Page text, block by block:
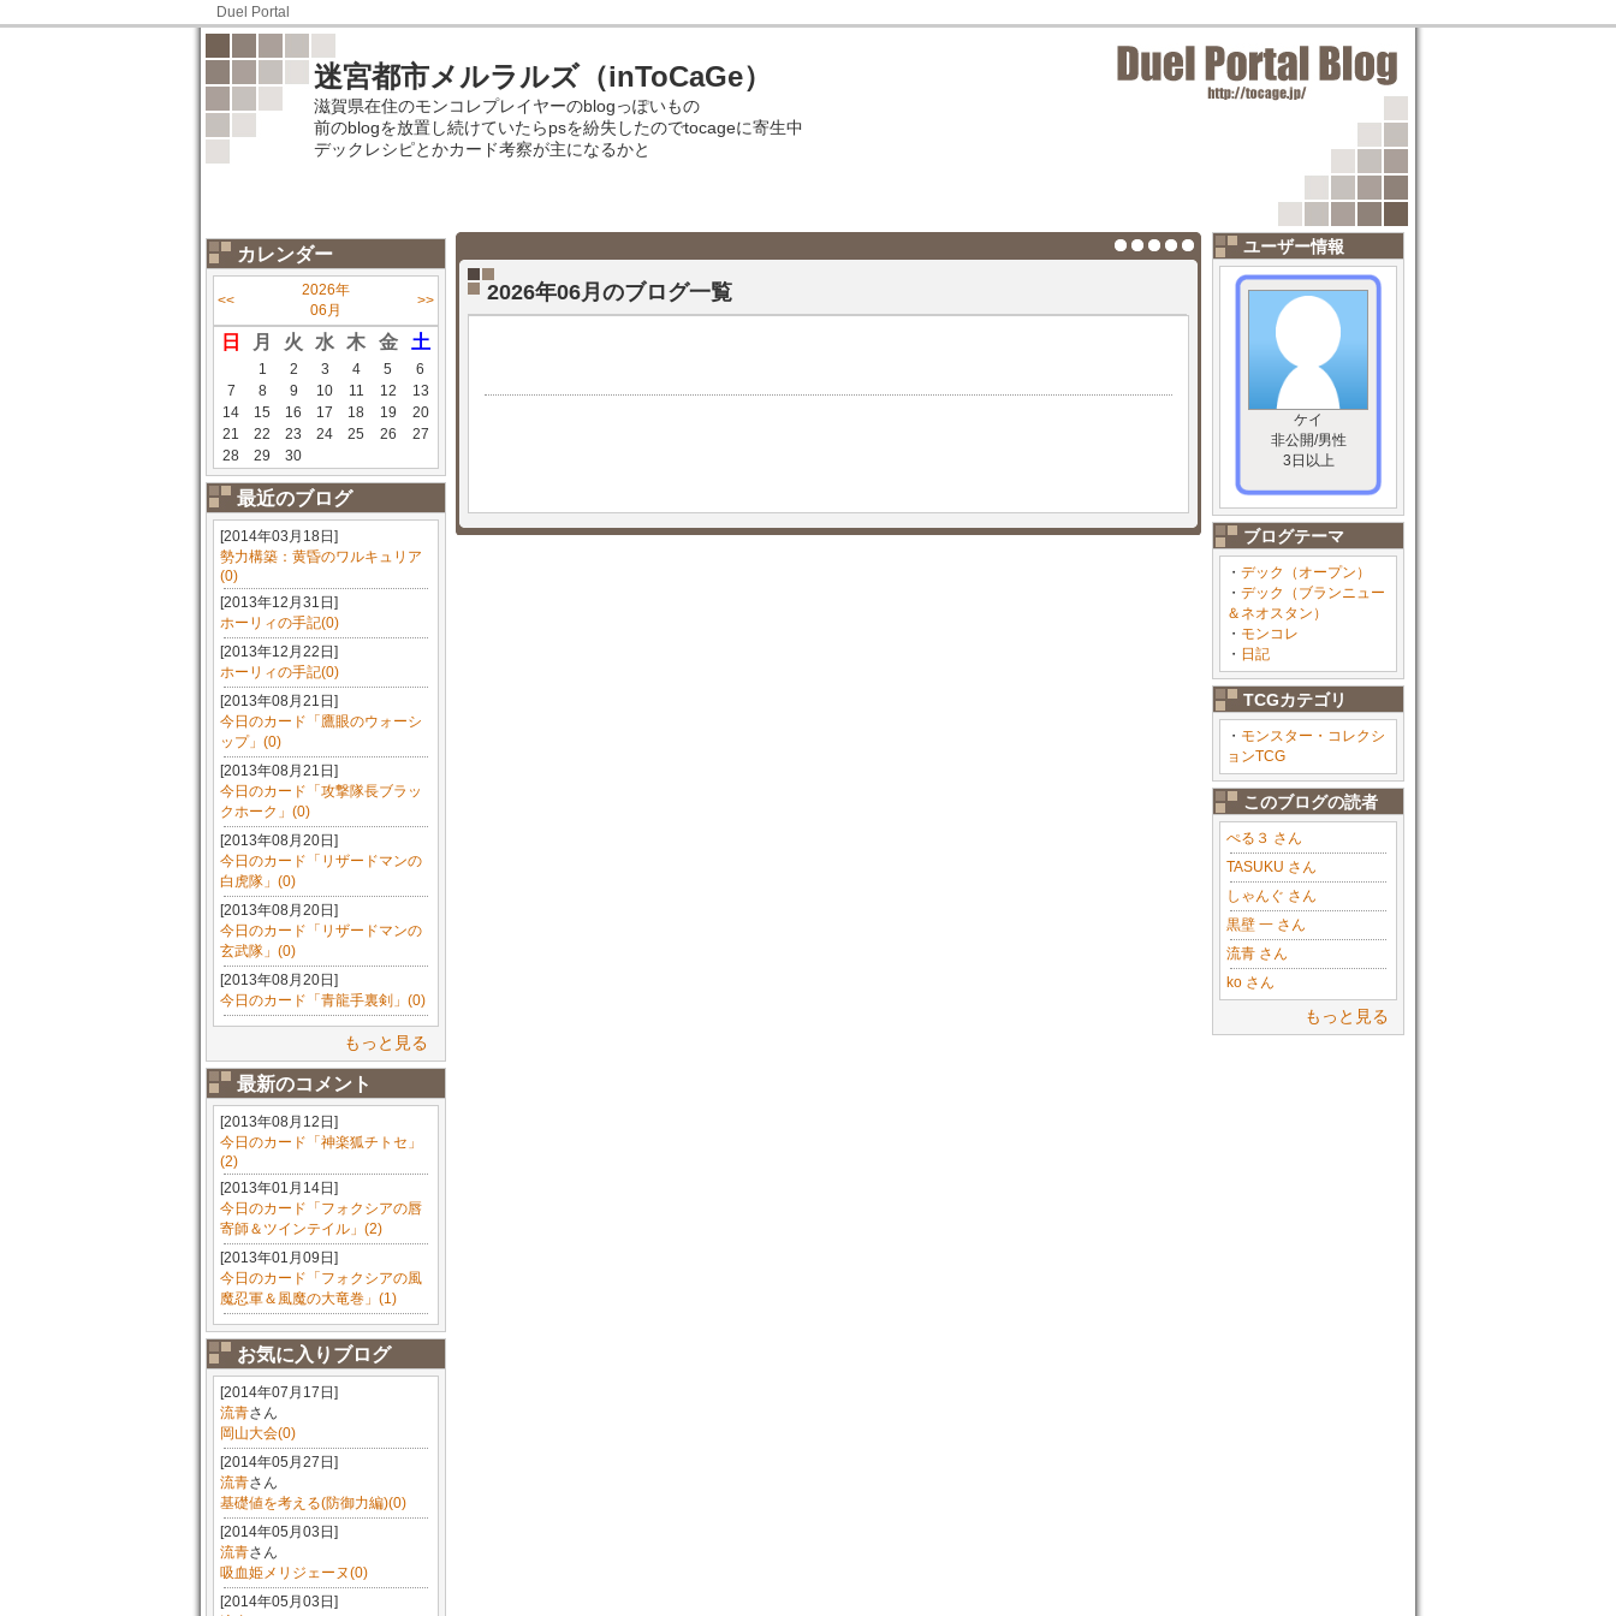
Duel Portal
迷宮都市メルラルズ（inToCaGe）
滋賀県在住のモンコレプレイヤーのblogっぽいもの
前のblogを放置し続けていたらpsを紛失したのでtocageに寄生中
デックレシピとかカード考察が主になるかと
カレンダー
<<
2026年
06月
>>
日 月 火 水 木 金 土
1 2 3 4 5
6
7
8 9 10 11 12
13
14
15 16 17 18 19
20
21
22 23 24 25 26
27
28
29 30
最近のブログ
[2014年03月18日]
勢力構築：黄昏のワルキュリア
(0)
[2013年12月31日]
ホーリィの手記(0)
[2013年12月22日]
ホーリィの手記(0)
[2013年08月21日]
今日のカード「鷹眼のウォーシ
ップ」(0)
[2013年08月21日]
今日のカード「攻撃隊長ブラッ
クホーク」(0)
[2013年08月20日]
今日のカード「リザードマンの
白虎隊」(0)
[2013年08月20日]
今日のカード「リザードマンの
玄武隊」(0)
[2013年08月20日]
今日のカード「青龍手裏剣」(0)
もっと見る
最新のコメント
[2013年08月12日]
今日のカード「神楽狐チトセ」
(2)
[2013年01月14日]
今日のカード「フォクシアの唇
寄師＆ツインテイル」(2)
[2013年01月09日]
今日のカード「フォクシアの風
魔忍軍＆風魔の大竜巻」(1)
お気に入りブログ
[2014年07月17日]
流青さん
岡山大会(0)
[2014年05月27日]
流青さん
基礎値を考える(防御力編)(0)
[2014年05月03日]
流青さん
吸血姫メリジェーヌ(0)
[2014年05月03日]
ユーザー情報
ケイ
非公開/男性
3日以上
ブログテーマ
・ デック（オープン）
・ デック（ブランニュー
＆ネオスタン）
・ モンコレ
・ 日記
TCGカテゴリ
・ モンスター・コレクシ
ョンTCG
このブログの読者
ぺる３ さん
TASUKU さん
しゃんぐ さん
黒壁 一 さん
流青 さん
ko さん
もっと見る
2026年06月のブログ一覧